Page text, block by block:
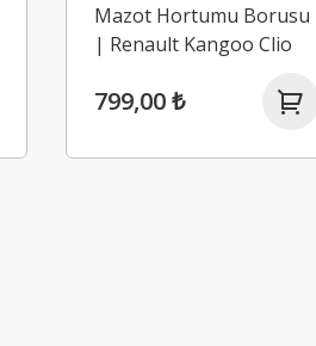
Mazot Hortumu Borusu
| Renault Kangoo Clio
799,00 ₺